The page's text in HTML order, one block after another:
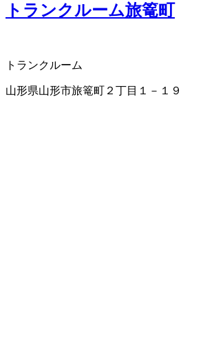
トランクルーム旅篭町
トランクルーム
山形県山形市旅篭町２丁目１－１９